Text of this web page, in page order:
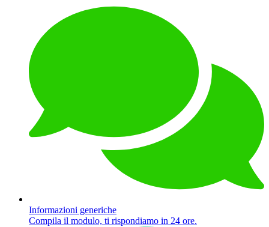
Informazioni generiche
Compila il modulo, ti rispondiamo in 24 ore.